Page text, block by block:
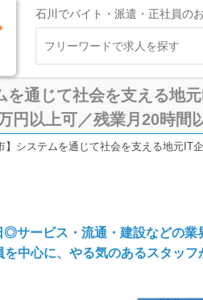
石川でバイト・派遣・正社員の
を通じて社会を支える地
円以上可／残業月20時間
】システムを通じて社会を支える地元
ービス・流通・建設などの業
中心に、やる気のあるスタッ